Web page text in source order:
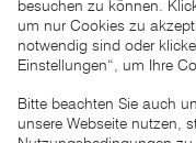
*der "statt"-Preis ist
Tagen
unter den